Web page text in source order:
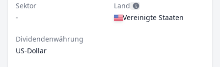
Sektor
-
Land
Vereinigte Staaten
Dividendenwährung
US-Dollar